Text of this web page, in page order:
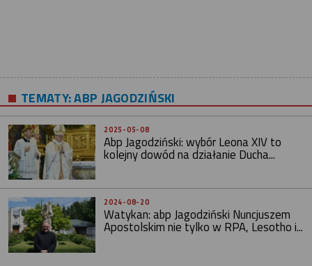
TEMATY:ABP JAGODZIŃSKI
2025-05-08
Abp Jagodziński: wybór Leona XIV to
kolejny dowód na działanie Ducha...
2024-08-20
Watykan: abp Jagodziński Nuncjuszem
Apostolskim nie tylko w RPA, Lesotho i...